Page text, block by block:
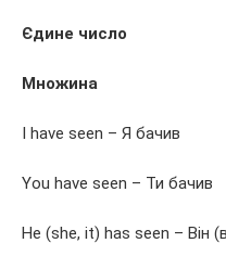
Єдине число
Множина
I have seen – Я бачив
You have seen – Ти бачив
He (she, it) has seen – Він